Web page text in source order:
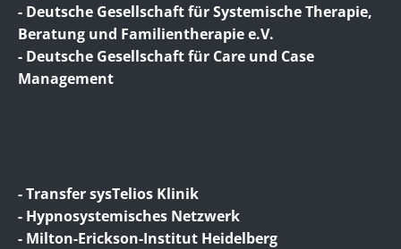
- Deutsche Gesellschaft für Systemische Therapie,
Beratung und Familientherapie e.V.
- Deutsche Gesellschaft für Care und Case
Management
- Transfer sysTelios Klinik
- Hypnosystemisches Netzwerk
- Milton-Erickson-Institut Heidelberg